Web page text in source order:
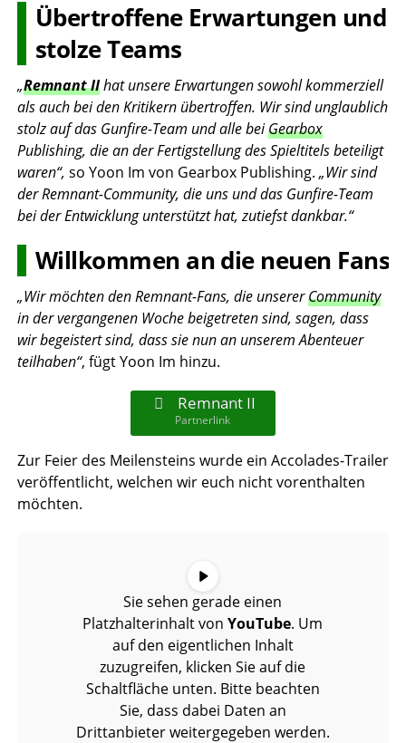
Übertroffene Erwartungen und
stolze Teams
„Remnant IIhat unsere Erwartungen sowohl kommerziell
als auch bei den Kritikern übertroffen. Wir sind unglaublich
stolz auf das Gunfire-Team und alle beiGearbox
Publishing, die an der Fertigstellung des Spieltitels beteiligt
waren“, so Yoon Im von Gearbox Publishing. „Wir sind
der Remnant-Community, die uns und das Gunfire-Team
bei der Entwicklung unterstützt hat, zutiefst dankbar.“
Willkommen an die neuen Fans
„Wir möchten den Remnant-Fans, die unsererCommunity
in der vergangenen Woche beigetreten sind, sagen, dass
wir begeistert sind, dass sie nun an unserem Abenteuer
teilhaben“, fügt Yoon Im hinzu.
Remnant II
Partnerlink
Zur Feier des Meilensteins wurde ein Accolades-Trailer
veröffentlicht, welchen wir euch nicht vorenthalten
möchten.
Sie sehen gerade einen
Platzhalterinhalt vonYouTube. Um
auf den eigentlichen Inhalt
zuzugreifen, klicken Sie auf die
Schaltfläche unten. Bitte beachten
Sie, dass dabei Daten an
Drittanbieter weitergegeben werden.